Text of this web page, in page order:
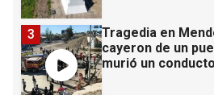
Tragedia en
cayeron de un
murió un
3